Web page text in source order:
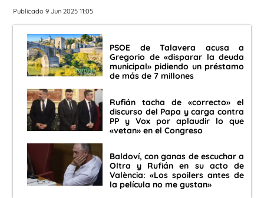
Publicado 9 Jun 2025 11:05
PSOE de Talavera acusa a
Gregorio de «disparar la deuda
municipal» pidiendo un préstamo
de más de 7 millones
Rufián tacha de «correcto» el
discurso del Papa y carga contra
PP y Vox por aplaudir lo que
«vetan» en el Congreso
Baldoví, con ganas de escuchar a
Oltra y Rufián en su acto de
València: «Los spoilers antes de
la película no me gustan»